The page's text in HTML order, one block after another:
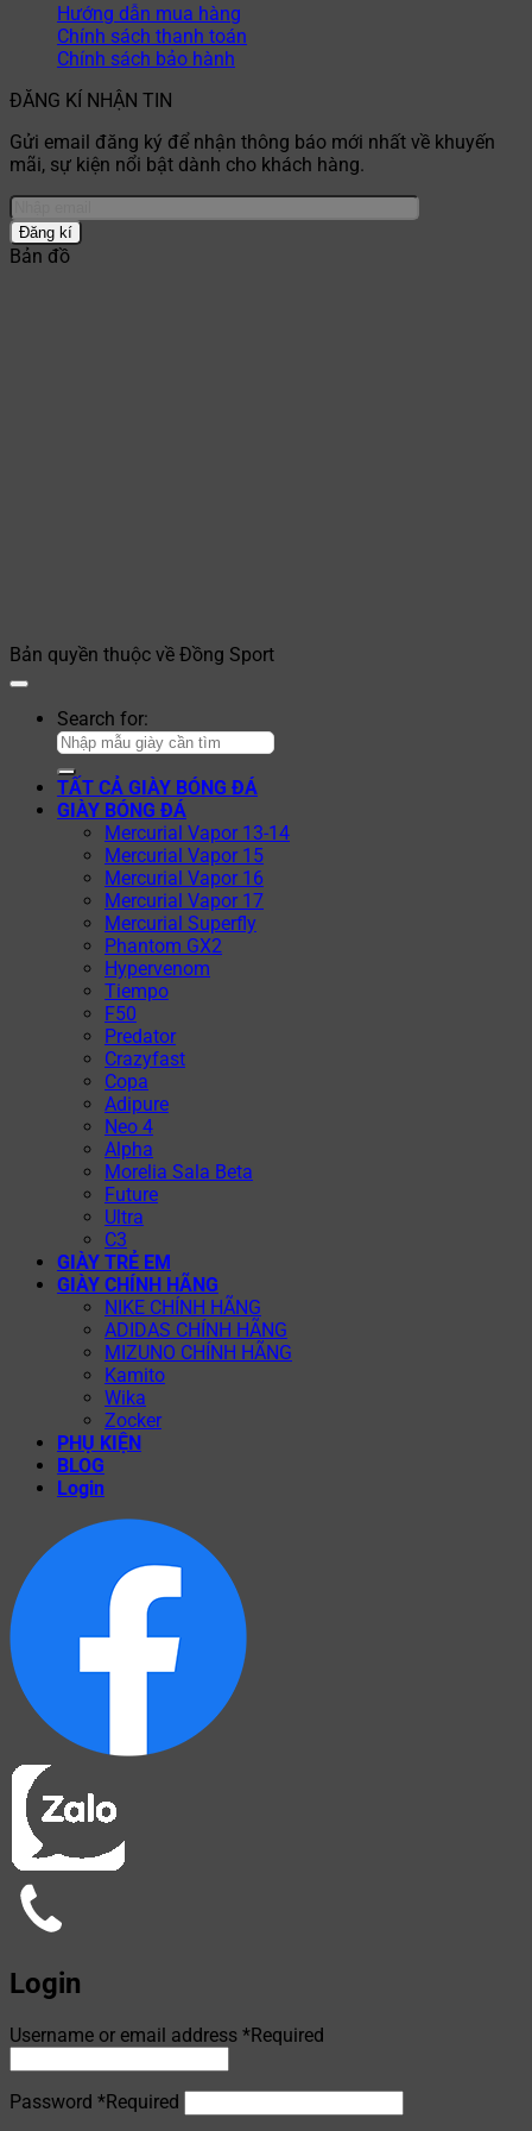
Hướng dẫn mua hàng
Chính sách thanh toán
Chính sách bảo hành
ĐĂNG KÍ NHẬN TIN
Gửi email đăng ký để nhận thông báo mới nhất về khuyến
mãi, sự kiện nổi bật dành cho khách hàng.
Bản đồ
Bản quyền thuộc về Đồng Sport
Search for:
TẤT CẢ GIÀY BÓNG ĐÁ
GIÀY BÓNG ĐÁ
Mercurial Vapor 13-14
Mercurial Vapor 15
Mercurial Vapor 16
Mercurial Vapor 17
Mercurial Superfly
Phantom GX2
Hypervenom
Tiempo
F50
Predator
Crazyfast
Copa
Adipure
Neo 4
Alpha
Morelia Sala Beta
Future
Ultra
C3
GIÀY TRẺ EM
GIÀY CHÍNH HÃNG
NIKE CHÍNH HÃNG
ADIDAS CHÍNH HÃNG
MIZUNO CHÍNH HÃNG
Kamito
Wika
Zocker
PHỤ KIỆN
BLOG
Login
Login
Username or email address *Required
Password *Required